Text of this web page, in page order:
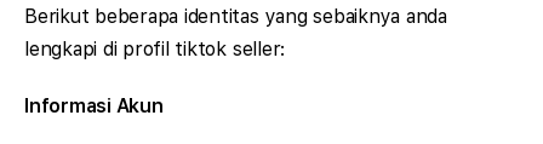
Berikut beberapa identitas yang sebaiknya anda
lengkapi di profil tiktok seller:
Informasi Akun